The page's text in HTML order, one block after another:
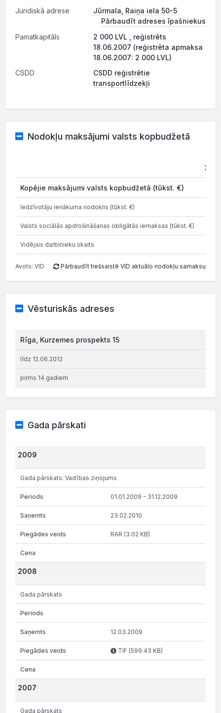
Juridiskā adrese
Jūrmala, Raiņa iela 50-5
Pārbaudīt adreses īpašniekus
Pamatkapitāls
2 000 LVL , reģistrēts
18.06.2007 (reģistrēta apmaksa
18.06.2007: 2 000 LVL)
CSDD
CSDD reģistrētie
transportlīdzekļi
Nodokļu maksājumi valsts kopbudžetā
2014
Kopējie maksājumi valsts kopbudžetā (tūkst. €)
Iedzīvotāju ienākuma nodoklis (tūkst. €)
Valsts sociālās apdrošināšanas obligātās iemaksas (tūkst. €)
Vidējais darbinieku skaits
Avots: VID Pārbaudīt tiešsaistē VID aktuālo nodokļu samaksu
Vēsturiskās adreses
Rīga, Kurzemes prospekts 15
līdz 12.06.2012
pirms 14 gadiem
Gada pārskati
2009
Gada pārskats: Vadības ziņojums
01.01.2009 - 31.12.2009
23.02.2010
RAR (3.02 KB)
2008
Gada pārskats
12.03.2009
TIF (599.43 KB)
2007
Gada pārskats